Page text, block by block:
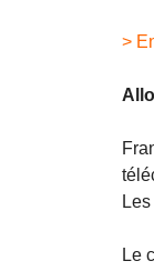
>
Le